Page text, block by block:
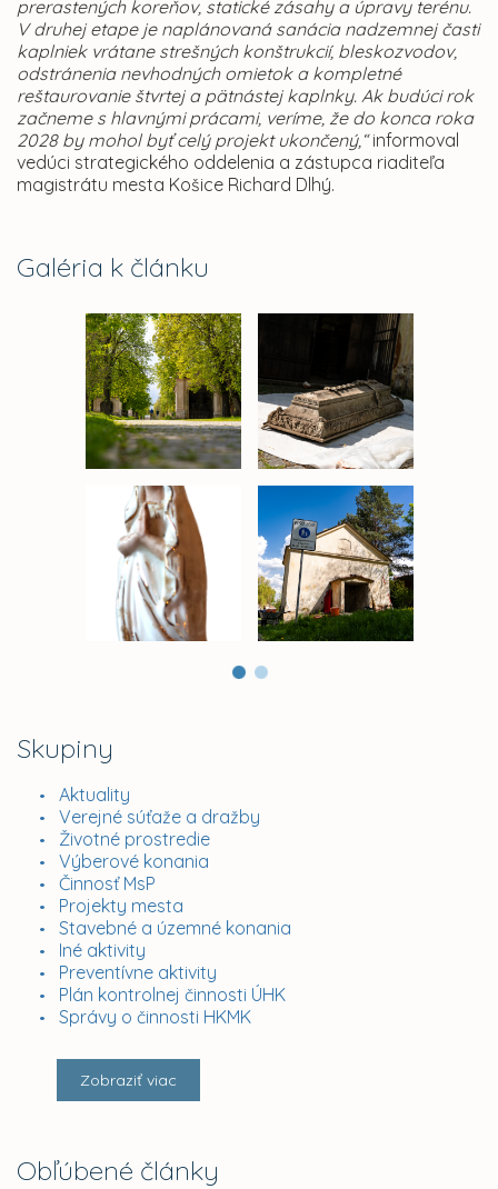
Galéria k článku
Skupiny
Aktuality
Verejné súťaže a dražby
Životné prostredie
Výberové konania
Činnosť MsP
Projekty mesta
Stavebné a územné konania
Iné aktivity
Preventívne aktivity
Plán kontrolnej činnosti ÚHK
Správy o činnosti HKMK
Zobraziť viac
Obľúbené články
prerastených koreňov, statické zásahy a úpravy terénu.
V druhej etape je naplánovaná sanácia nadzemnej časti
kaplniek vrátane strešných konštrukcií, bleskozvodov,
odstránenia nevhodných omietok a kompletné
reštaurovanie štvrtej a pätnástej kaplnky. Ak budúci rok
začneme s hlavnými prácami, veríme, že do konca roka
2028 by mohol byť celý projekt ukončený,“informoval
vedúci strategického oddelenia a zástupca riaditeľa
magistrátu mesta Košice Richard Dlhý.